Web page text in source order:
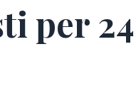
per 24